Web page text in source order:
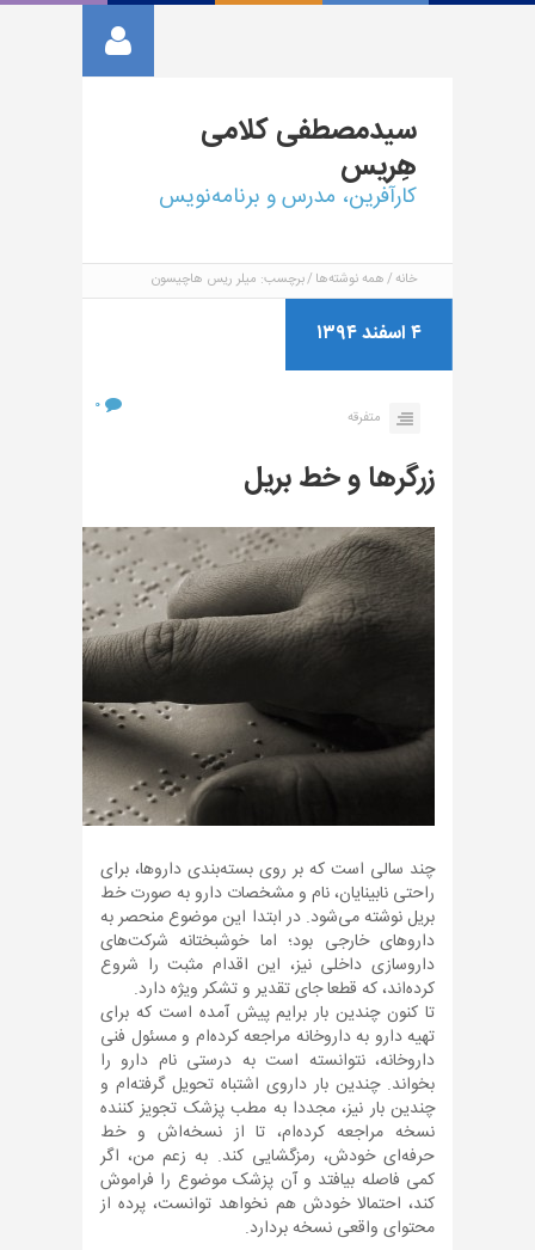
سیدمصطفیکلامی
هِریس
کارآفرین، مدرس و برنامه‌نویس
خانه همه نوشته‌ها برچسب: میلر ریس هاچیسون
۴ اسفند ۱۳۹۴
متفرقه
۰
زرگرها و خط بریل
چند سالی است که بر روی بسته‌بندی داروها، برای
راحتی نابینایان، نام و مشخصات دارو به صورت خط
بریل نوشته می‌شود. در ابتدا این موضوع منحصر به
داروهای خارجی بود؛ اما خوشبختانه شرکت‌های
داروسازی داخلی نیز، این اقدام مثبت را شروع
کرده‌اند، که قطعا جای تقدیر و تشکر ویژه دارد.
تا کنون چندین بار برایم پیش آمده است که برای
تهیه دارو به داروخانه مراجعه کرده‌ام و مسئول فنی
داروخانه، نتوانسته است به درستی نام دارو را
بخواند. چندین بار داروی اشتباه تحویل گرفته‌ام و
چندین بار نیز، مجددا به مطب پزشک تجویز کننده
نسخه مراجعه کرده‌ام، تا از نسخه‌اش و خط
حرفه‌ای خودش، رمزگشایی کند. به زعم من، اگر
کمی فاصله بیافتد و آن پزشک موضوع را فراموش
کند، احتمالا خودش هم نخواهد توانست، پرده از
محتوای واقعی نسخه بردارد.